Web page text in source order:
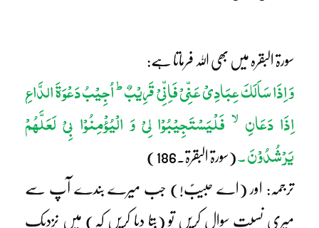
سورۃ البقرہ میں بھی اللہ فرماتا ہے:
وَ اِذَا سَاَلَکَ عِبَادِیْ عَنِّیْ فَاِنِّیْ قَرِیْبٌطاُجِیْبُ دَعْوَۃَ الدَّاعِ
اِذَا دَعَانِ لافَلْیَسْتَجِیْبُوْا لِیْ وَ الْیُؤْمِنُوْا بِیْ لَعَلَّہُمْ
یَرْشُدُوْنَ ۔(سورۃ البقرۃ۔186)
ترجمہ: اور (اے حبیبؐ!) جب میرے بندے آپ سے
میری نسبت سوال کریں تو (بتا دیا کریں کہ) میں نزدیک